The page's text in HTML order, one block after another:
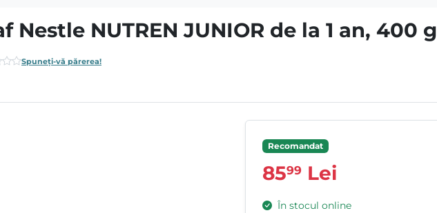
NUTREN JUNIOR de la 1 an, 400 g
Spuneți-vă părerea!
Recomandat
8599 Lei
În stocul online